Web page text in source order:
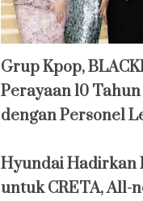
Grup Kpop,
Perayaan 10
dengan Personel
Hyundai Hadirkan
untuk CRETA, All-